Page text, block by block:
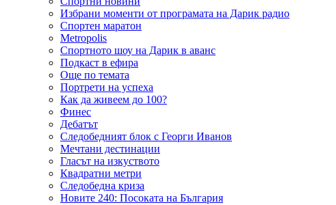
Избрани моменти от програмата на Дарик радио
Спортен маратон
Metropolis
Спортното шоу на Дарик в аванс
Подкаст в ефира
Още по темата
Портрети на успеха
Как да живеем до 100?
Финес
Дебатът
Следобедният блок с Георги Иванов
Мечтани дестинации
Гласът на изкуството
Квадратни метри
Следобедна криза
Новите 240: Посоката на България